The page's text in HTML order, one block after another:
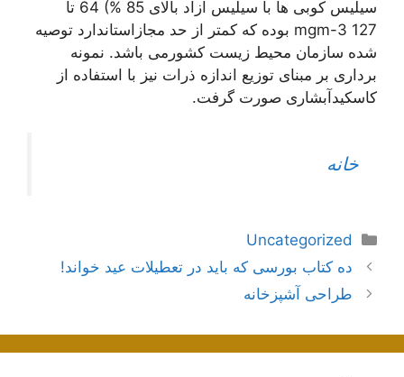
سیلیس کوبی ها با سیلیس آزاد بالای 85 %) 64 تا
mgm-3 127 بوده که کمتر از حد مجازاستاندارد توصیه
شده سازمان محیط زیست کشورمی باشد. نمونه
برداری بر مبنای توزیع اندازه ذرات نیز با استفاده از
کاسکیدآبشاری صورت گرفت.
خانه
دسته‌ها
Uncategorized
ناوبری
نوشته‌ها
ده کتاب بورسی که باید در تعطیلات عید خواند!
طراحی آشپزخانه